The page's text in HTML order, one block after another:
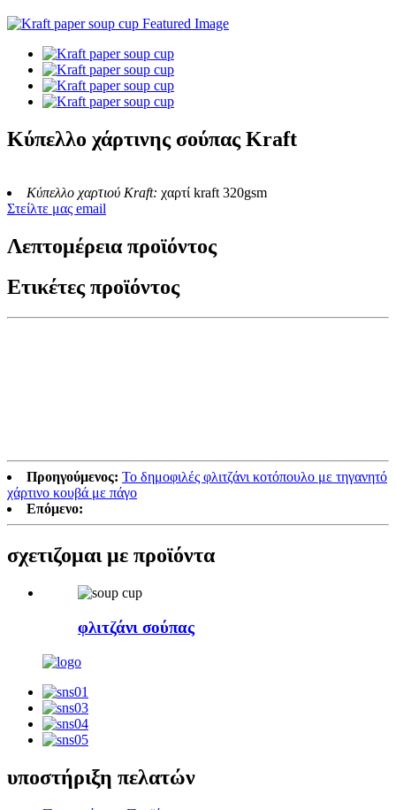
Κύπελλο χάρτινης σούπας Kraft
Κύπελλο χαρτιού Kraft: χαρτί kraft 320gsm
Στείλτε μας email
Λεπτομέρεια προϊόντος
Ετικέτες προϊόντος
Προηγούμενος: Το δημοφιλές φλιτζάνι κοτόπουλο με τηγανητό
χάρτινο κουβά με πάγο
Επόμενο:
σχετιζομαι με προϊόντα
φλιτζάνι σούπας
υποστήριξη πελατών